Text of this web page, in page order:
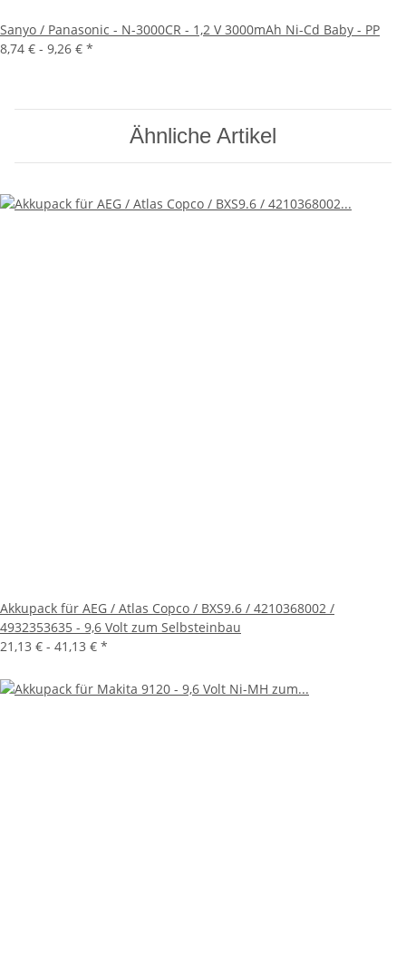
Sanyo / Panasonic - N-3000CR - 1,2 V 3000mAh Ni-Cd Baby - PP
8,74 € - 9,26 € *
Ähnliche Artikel
Akkupack für AEG / Atlas Copco / BXS9.6 / 4210368002 /
4932353635 - 9,6 Volt zum Selbsteinbau
21,13 € - 41,13 € *